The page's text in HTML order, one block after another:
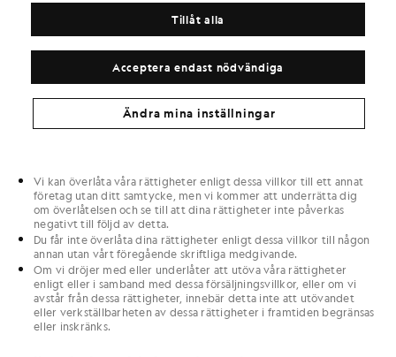
Ingen annan än vi eller du har rätt att kräva att dessa villkor
efterlevs.
Om någon del av försäljningsvillkoren skulle anses vara olaglig,
ogiltig eller av någon anledning inte kan verkställas, ska den
bestämmelsen anses vara avskiljbar från dessa försäljningsvillkor
återstående bestämmelserna i försäljningsvillkoren.
Vi kan överlåta våra rättigheter enligt dessa villkor till ett annat
företag utan ditt samtycke, men vi kommer att underrätta dig
om överlåtelsen och se till att dina rättigheter inte påverkas
negativt till följd av detta.
Du får inte överlåta dina rättigheter enligt dessa villkor till någon
annan utan vårt föregående skriftliga medgivande.
Om vi dröjer med eller underlåter att utöva våra rättigheter
enligt eller i samband med dessa försäljningsvillkor, eller om vi
avstår från dessa rättigheter, innebär detta inte att utövandet
eller verkställbarheten av dessa rättigheter i framtiden begränsas
eller inskränks.
Acceptera endast nödvändiga
Tillåt alla
Ändra mina inställningar